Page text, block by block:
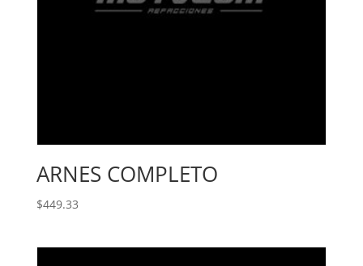
ARNES COMPLETO
$449.33